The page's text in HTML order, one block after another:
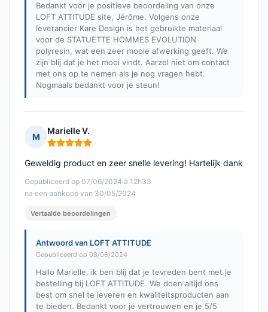
Bedankt voor je positieve beoordeling van onze
LOFT ATTITUDE site, Jérôme. Volgens onze
leverancier Kare Design is het gebruikte materiaal
voor de STATUETTE HOMMES EVOLUTION
polyresin, wat een zeer mooie afwerking geeft. We
zijn blij dat je het mooi vindt. Aarzel niet om contact
met ons op te nemen als je nog vragen hebt.
Nogmaals bedankt voor je steun!
M
Marielle V.
Opmerking: 5 van 5
Gepubliceerd op 07/06/2024 à 12h33
na een aankoop van 30/05/2024
Geweldig product en zeer snelle levering! Hartelijk dank
Vertaalde beoordelingen
Antwoord van LOFT ATTITUDE
Gepubliceerd op 08/06/2024
Hallo Marielle, ik ben blij dat je tevreden bent met je
bestelling bij LOFT ATTITUDE. We doen altijd ons
best om snel te leveren en kwaliteitsproducten aan
te bieden. Bedankt voor je vertrouwen en je 5/5